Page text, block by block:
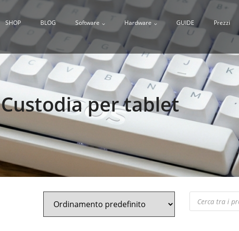
SHOP BLOG Software Hardware GUIDE Prezzi
Custodia per tablet
Products
search